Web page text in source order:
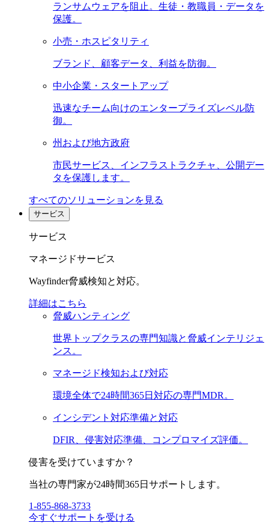
ランサムウェアを阻止。生徒・教職員・データを
保護。
小売・ホスピタリティ
ブランド、顧客データ、利益を防御。
中小企業・スタートアップ
迅速なチーム向けのエンタープライズレベル防
御。
州および地方政府
市民サービス、インフラストラクチャ、公開デー
タを保護します。
すべてのソリューションを見る
サービス
サービス
マネージドサービス
Wayfinder脅威検知と対応。
詳細はこちら
脅威ハンティング
世界トップクラスの専門知識と脅威インテリジェ
ンス。
マネージド検知および対応
環境全体で24時間365日対応の専門MDR。
インシデント対応準備と対応
DFIR、侵害対応準備、コンプロマイズ評価。
侵害を受けていますか？
当社の専門家が24時間365日サポートします。
1-855-868-3733
今すぐサポートを受ける